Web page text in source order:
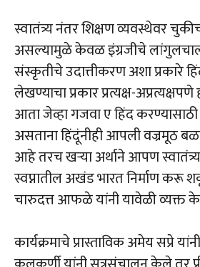
स्वातंत्र्य नंतर शिक्षण व्यवस्थेवर
असल्यामुळे केवळ इंग्रजीचे
संस्कृतीचे उदात्तीकरण अशा प्रकारे
लेखण्याचा प्रकार प्रत्यक्ष-
आता जेव्हा गजवा ए हिंद
असताना हिंदूंनीही आपली वज्रमूठ
आहे तरच खऱ्या अर्थाने आपण
स्वप्नातील अखंड भारत निर्माण करू
चारुदत्त आफळे यांनी यावेळी व्यक्त
कार्यक्रमाचे प्रास्ताविक अमेय सप्रे